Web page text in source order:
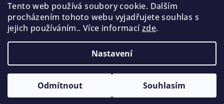
Tento web používá soubory cookie. Dalším
procházením tohoto webu vyjadřujete souhlas s
jejich používáním.. Více informacízde.
Nastavení
Odmítnout Souhlasím
veronika @kaftanlicious.cz
+420723126237
Copyright 2026Kaftanlicious. Všechna práva vyhrazena.
Vytvořil Shoptet